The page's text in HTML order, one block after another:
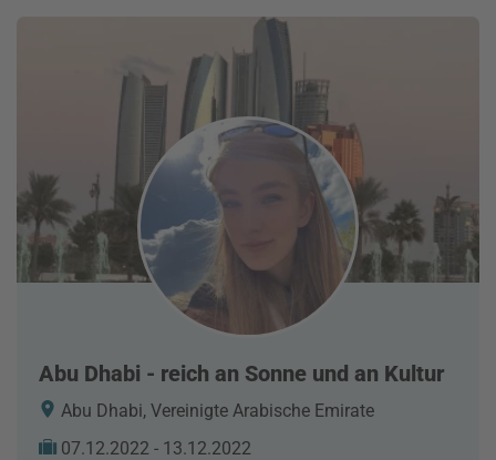
Abu Dhabi - reich an Sonne und an Kultur
Abu Dhabi, Vereinigte Arabische Emirate
07.12.2022 - 13.12.2022